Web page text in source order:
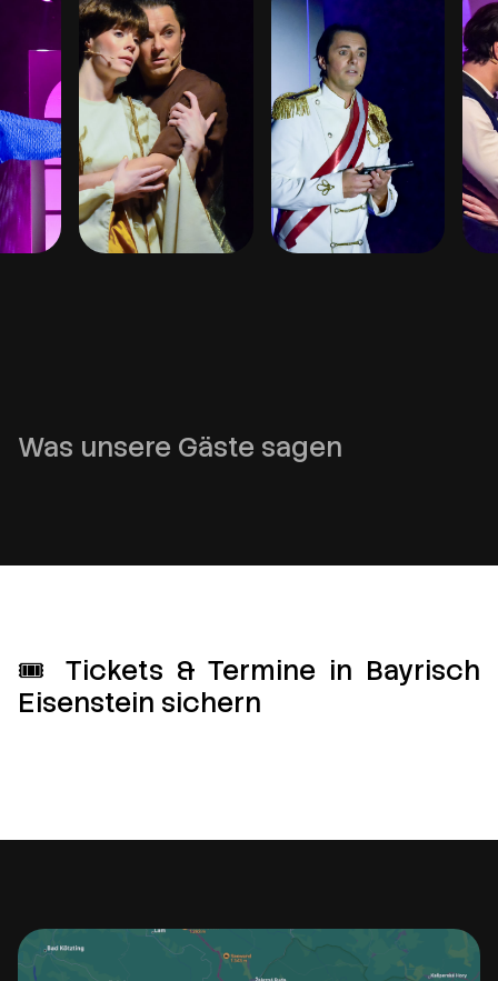
Was unsere Gäste sagen
🎟️ Tickets & Termine in Bayrisch
Eisenstein sichern